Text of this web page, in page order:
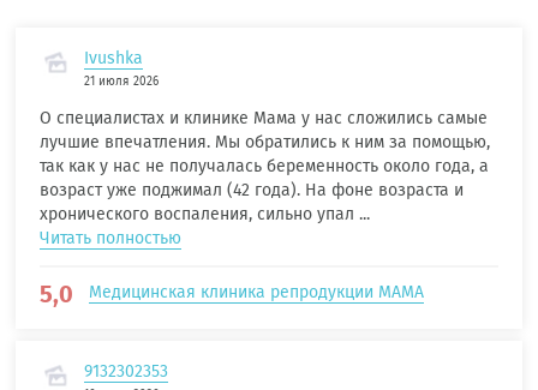
Ivushka
21 июля 2026
О специалистах и клинике Мама у нас сложились самые
лучшие впечатления. Мы обратились к ним за помощью,
так как у нас не получалась беременность около года, а
возраст уже поджимал (42 года). На фоне возраста и
хронического воспаления, сильно упал ...
Читать полностью
5,0 Медицинская клиника репродукции МАМА
9132302353